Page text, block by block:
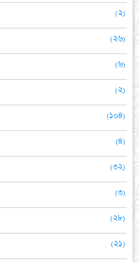
(২)
(২৬)
(৬)
(২)
(১০৪)
(৪)
(৩২)
(৩)
(২৮)
(২১)